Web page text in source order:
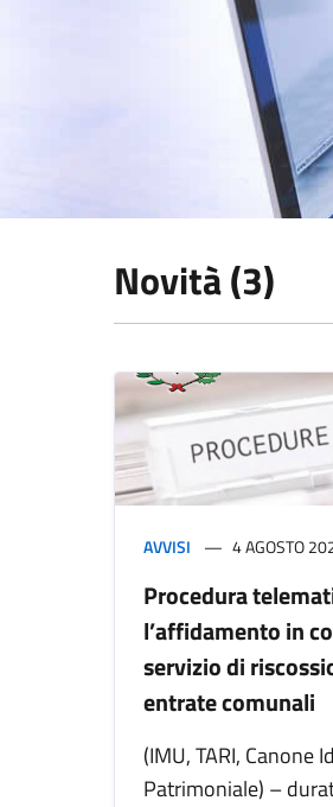
Novità (3)
AVVISI 4 AGOSTO
Procedura
l’affidamento in
servizio di
entrate comunali
(IMU, TARI, Canone
Patrimoniale) –